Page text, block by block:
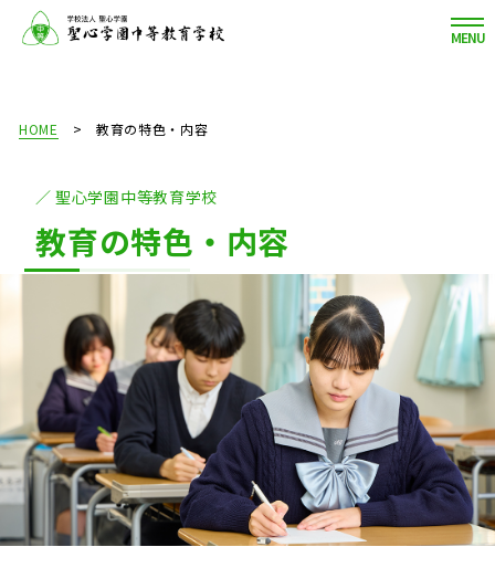
MENU
HOME 教育の特色・内容
聖心学園中等教育学校
教育の特色・内容